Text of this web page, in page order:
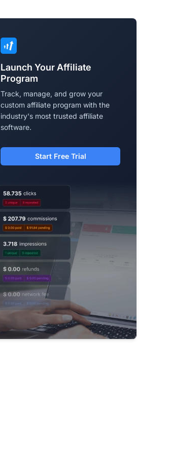
Launch Your Affiliate
Program
Track, manage, and grow your
custom affiliate program with the
industry's most trusted affiliate
software.
Start Free Trial